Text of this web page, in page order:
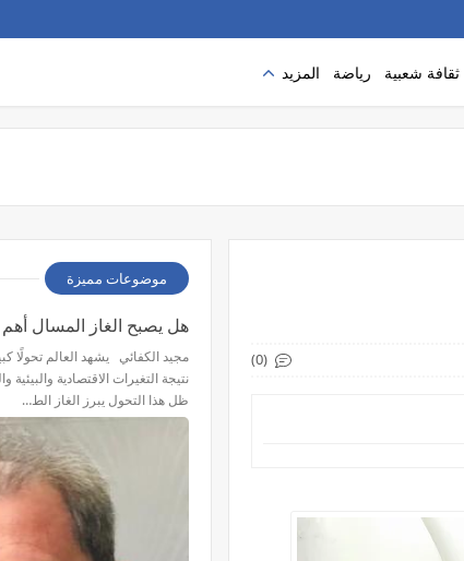
ثقافة شعبية رياضة المزيد
(0)
موضوعات مميزة
هل يصبح الغاز المسال
مجيد الكفائي يشهد العالم تحولًا
نتيجة التغيرات الاقتصادية
ظل هذا التحول يبرز الغاز الط…